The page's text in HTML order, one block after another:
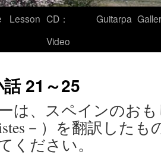
Lesson CD：
Video
Guitarpa
21～25
は、スペインのお
－）を翻訳した
ください。